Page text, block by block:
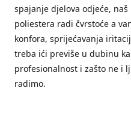
spajanje djelova odjeće,
poliestera radi čvrstoće a
konfora, sprijećavanja
treba ići previše u dubinu
profesionalnost i zašto ne i
radimo.